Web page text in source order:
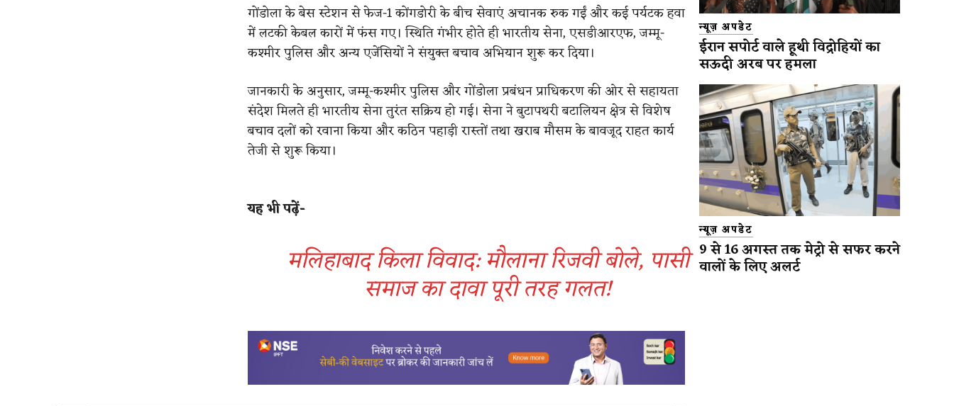
गोंडोला के बेस स्टेशन से फेज-1 कोंगडोरी के बीच सेवाएं अचानक रुक गईं और कई पर्यटक हवा
में लटकी केबल कारों में फंस गए। स्थिति गंभीर होते ही भारतीय सेना, एसडीआरएफ, जम्मू-
कश्मीर पुलिस और अन्य एजेंसियों ने संयुक्त बचाव अभियान शुरू कर दिया।
जानकारी के अनुसार, जम्मू-कश्मीर पुलिस और गोंडोला प्रबंधन प्राधिकरण की ओर से सहायता
संदेश मिलते ही भारतीय सेना तुरंत सक्रिय हो गई। सेना ने बुटापथरी बटालियन क्षेत्र से विशेष
बचाव दलों को रवाना किया और कठिन पहाड़ी रास्तों तथा खराब मौसम के बावजूद राहत कार्य
तेजी से शुरू किया।
यह भी पढ़ें-
मलिहाबाद किला विवाद: मौलाना रिजवी बोले, पासी
समाज का दावा पूरी तरह गलत!
न्यूज़ अपडेट
ईरान सपोर्ट वाले हूथी विद्रोहियों का
सऊदी अरब पर हमला
न्यूज़ अपडेट
9 से 16 अगस्त तक मेट्रो से सफर करने
वालों के लिए अलर्ट